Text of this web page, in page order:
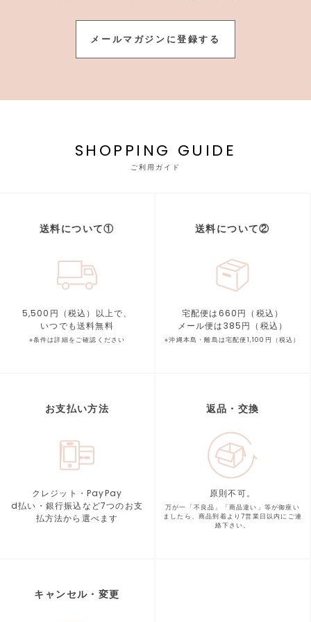
メールマガジンに登録する
SHOPPING GUIDE
ご利用ガイド
送料について①
5,500円（税込）以上で、
いつでも送料無料
※条件は詳細をご確認ください
送料について②
宅配便は660円（税込）
メール便は385円（税込）
※沖縄本島・離島は宅配便1,100円（税込）
お支払い方法
クレジット・PayPay
d払い・銀行振込など7つのお支
払方法から選べます
返品・交換
原則不可。
万が一「不良品」「商品違い」等が御座い
ましたら、商品到着より7営業日以内にご連
絡下さい。
キャンセル・変更